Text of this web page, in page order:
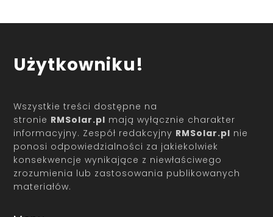
Użytkowniku!
Wszystkie treści dostępne na
stronie RMSolar.pl mają wyłącznie charakter
informacyjny. Zespół redakcyjny RMSolar.pl nie
ponosi odpowiedzialności za jakiekolwiek
konsekwencje wynikające z niewłaściwego
zrozumienia lub zastosowania publikowanych
materiałów.